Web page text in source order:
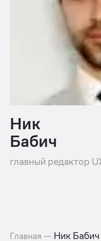
Ник
Бабич
главный редактор
Главная — Ник Бабич